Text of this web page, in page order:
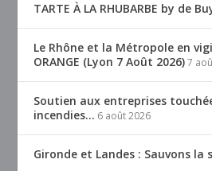
TARTE À LA RHUBARBE by de
Le Rhône et la Métropole en
ORANGE (Lyon 7 Août 2026) 7
Soutien aux entreprises
incendies… 6 août 2026
Gironde et Landes : Sauvons la